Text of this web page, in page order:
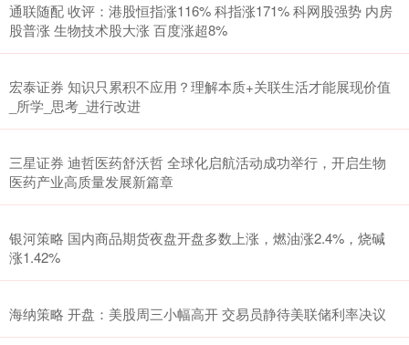
通联随配 收评：港股恒指涨116% 科指涨171% 科网股强势 内房
股普涨 生物技术股大涨 百度涨超8%
宏泰证券 知识只累积不应用？理解本质+关联生活才能展现价值
_所学_思考_进行改进
三星证券 迪哲医药舒沃哲 全球化启航活动成功举行，开启生物
医药产业高质量发展新篇章
银河策略 国内商品期货夜盘开盘多数上涨，燃油涨2.4%，烧碱
涨1.42%
海纳策略 开盘：美股周三小幅高开 交易员静待美联储利率决议